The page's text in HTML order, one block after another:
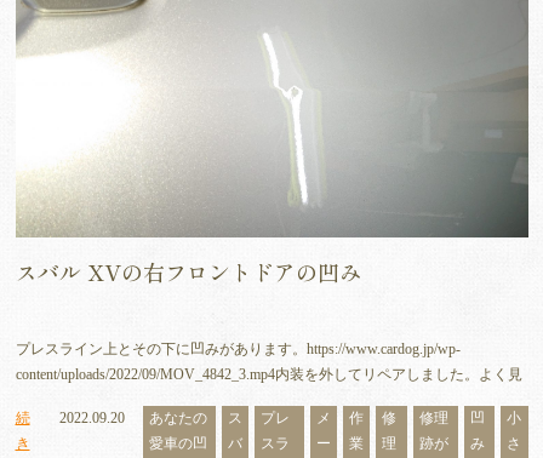
スバル XVの右フロントドアの凹み
プレスライン上とその下に凹みがあります。https://www.cardog.jp/wp-
content/uploads/2022/09/MOV_4842_3.mp4内装を外してリペアしました。よく見
続
き
2022.09.20
あなたの
愛車の凹
ス
バ
プレ
スラ
メ
ー
作
業
修
理
修理
跡が
凹
み
小
さ